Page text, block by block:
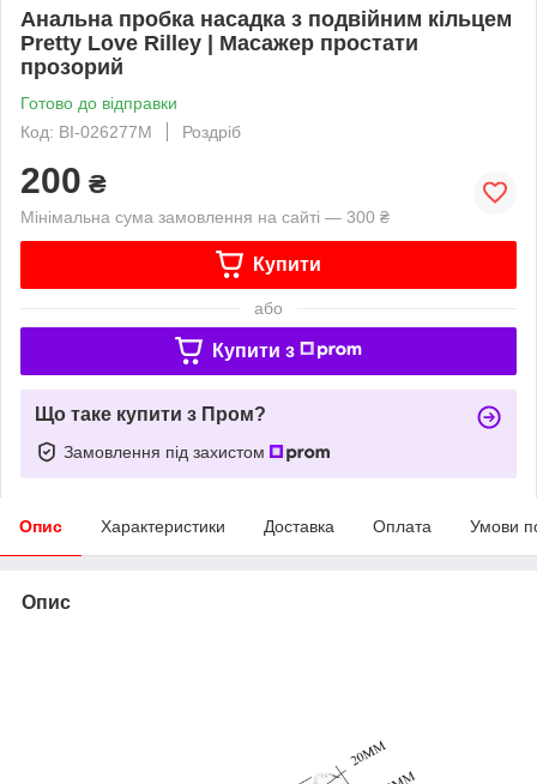
Анальна пробка насадка з подвійним кільцем
Pretty Love Rilley | Масажер простати
прозорий
Готово до відправки
Код: BI-026277M
Роздріб
200 ₴
Мінімальна сума замовлення на сайті — 300 ₴
Купити
або
Купити з
Що таке купити з Пром?
Замовлення під захистом
Опис Характеристики Доставка Оплата Умови
Опис